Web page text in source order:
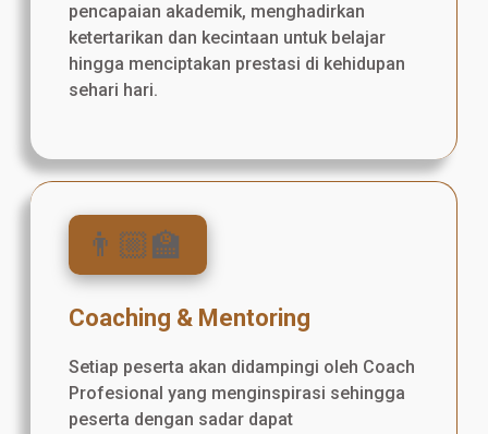
pencapaian akademik, menghadirkan
ketertarikan dan kecintaan untuk belajar
hingga menciptakan prestasi di kehidupan
sehari hari.
👨🏼‍🏫
Coaching & Mentoring
Setiap peserta akan didampingi oleh Coach
Profesional yang menginspirasi sehingga
peserta dengan sadar dapat